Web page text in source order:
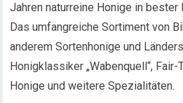
Jahren naturreine Honige in
Das umfangreiche Sortiment von
anderem Sortenhonige und
Honigklassiker „Wabenquell“,
Honige und weitere Spezialitäten.